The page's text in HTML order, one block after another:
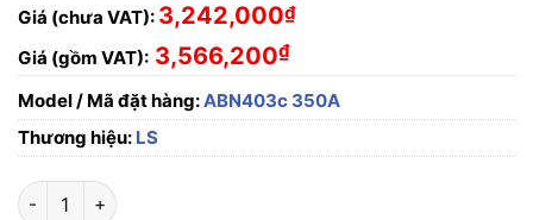
Giá (chưa VAT): 3,242,000₫
Giá (gồm VAT): 3,566,200₫
Model / Mã đặt hàng:ABN403c 350A
Thương hiệu: LS
ABN 403c 350A Cầu dao điện 42kA LS số lượng